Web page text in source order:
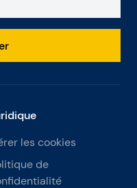
les cookies
de